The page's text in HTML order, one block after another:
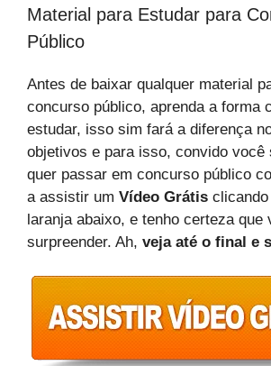
Material para Estudar para
Público
Antes de baixar qualquer material
concurso público, aprenda a forma
estudar, isso sim fará a diferença
objetivos e para isso, convido você
quer passar em concurso público
a assistir um Vídeo Grátis
laranja abaixo, e tenho certeza que
surpreender. Ah, veja até o final e